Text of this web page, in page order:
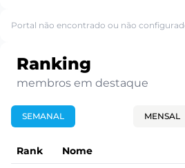
Portal não encontrado ou não
Ranking
membros em destaque
SEMANAL MENSAL
Rank Nome